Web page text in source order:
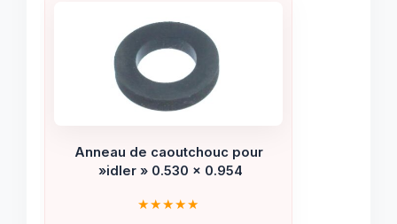
Anneau de caoutchouc pour
»idler » 0.530 x 0.954